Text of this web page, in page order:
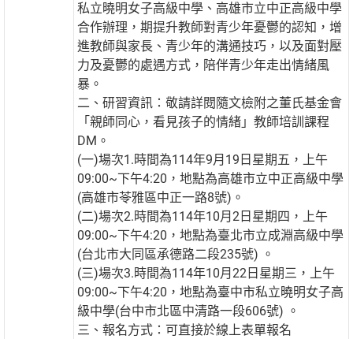
私立曉明女子高級中學、高雄市立中正高級中學
合作辦理，期提升教師對青少年憂鬱的認知，增
進教師與家長、青少年的溝通技巧，以及面對壓
力及憂鬱的處遇方式，陪伴青少年走出情緒風
暴。
二、研習資訊：敬請詳閱隨文檢附之董氏基金會
「親師同心，看見孩子的情緒」教師培訓課程
DM。
(一)場次1.時間為114年9月19日星期五，上午
09:00~下午4:20，地點為高雄市立中正高級中學
(高雄市苓雅區中正一路8號)。
(二)場次2.時間為114年10月2日星期四，上午
09:00~下午4:20，地點為臺北市立成淵高級中學
(台北市大同區承德路二段235號) 。
(三)場次3.時間為114年10月22日星期三，上午
09:00~下午4:20，地點為臺中市私立曉明女子高
級中學(台中市北區中清路一段606號) 。
三、報名方式：可直接於線上表單報名